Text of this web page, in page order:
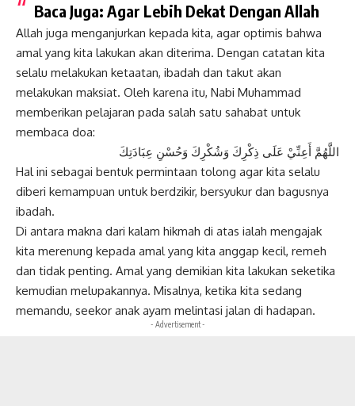
Baca Juga: Agar Lebih Dekat Dengan Allah
Allah juga menganjurkan kepada kita, agar optimis bahwa
amal yang kita lakukan akan diterima. Dengan catatan kita
selalu melakukan ketaatan, ibadah dan takut akan
melakukan maksiat. Oleh karena itu, Nabi Muhammad
memberikan pelajaran pada salah satu sahabat untuk
membaca doa:
اللَّهُمَّ أَعِنِّيْ عَلَى ذِكْرِكَ وَشُكْرِكَ وَحُسْنِ عِبَادَتِكَ
Hal ini sebagai bentuk permintaan tolong agar kita selalu
diberi kemampuan untuk berdzikir, bersyukur dan bagusnya
ibadah.
Di antara makna dari kalam hikmah di atas ialah mengajak
kita merenung kepada amal yang kita anggap kecil, remeh
dan tidak penting. Amal yang demikian kita lakukan seketika
kemudian melupakannya. Misalnya, ketika kita sedang
memandu, seekor anak ayam melintasi jalan di hadapan.
- Advertisement -